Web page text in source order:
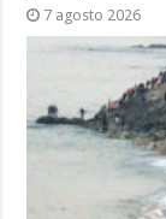
7 agosto 2026